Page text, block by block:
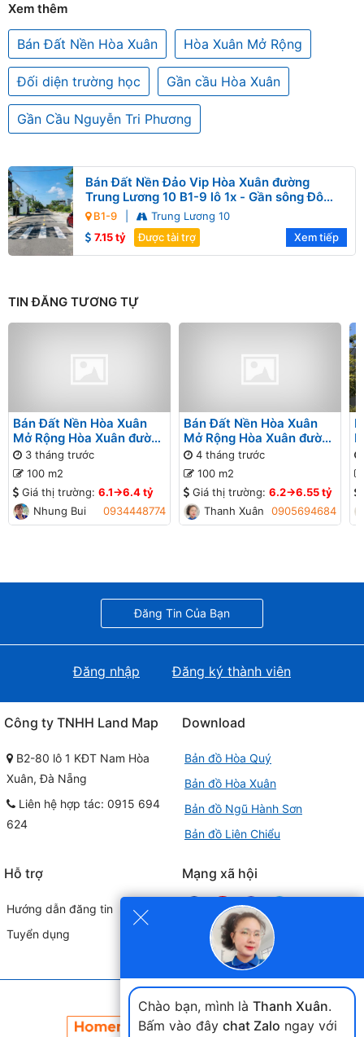
Xem thêm
Bán Đất Nền Hòa Xuân Hòa Xuân Mở Rộng
Đối diện trường học Gần cầu Hòa Xuân
Gần Cầu Nguyễn Tri Phương
Bán Đất Nền Đảo Vip Hòa Xuân đường
Trung Lương 10 B1-9 lô 1x - Gần sông Đô
Tỏa
B1-9
Trung Lương 10
7.15 tỷ
Được tài trợ Xem tiếp
TIN ĐĂNG TƯƠNG TỰ
Bán Đất Nền Hòa Xuân
Mở Rộng Hòa Xuân đường
Cồn Dầu 22 B1-80 lô 10x
3 tháng trước
100 m2
Giá thị trường: 6.1->6.4 tỷ
Nhung Bui
0934448774
Bán Đất Nền Hòa Xuân
Mở Rộng Hòa Xuân đường
Thanh Lương 28 B1-120
lô 2x - Gần sông Đô Tỏa
4 tháng trước
100 m2
Giá thị trường: 6.2->6.55 tỷ
Thanh Xuân
0905694684
×
Chào bạn, mình là Thanh Xuân.
Bấm vào đây chat Zalo ngay với
Đăng Tin Của Bạn
Đăng nhập Đăng ký thành viên
Công ty TNHH Land Map
B2-80 lô 1 KĐT Nam Hòa
Xuân, Đà Nẵng
Liên hệ hợp tác: 0915 694
624
Download
Bản đồ Hòa Quý
Bản đồ Hòa Xuân
Bản đồ Ngũ Hành Sơn
Bản đồ Liên Chiểu
Hỗ trợ
Hướng dẫn đăng tin
Tuyển dụng
Mạng xã hội